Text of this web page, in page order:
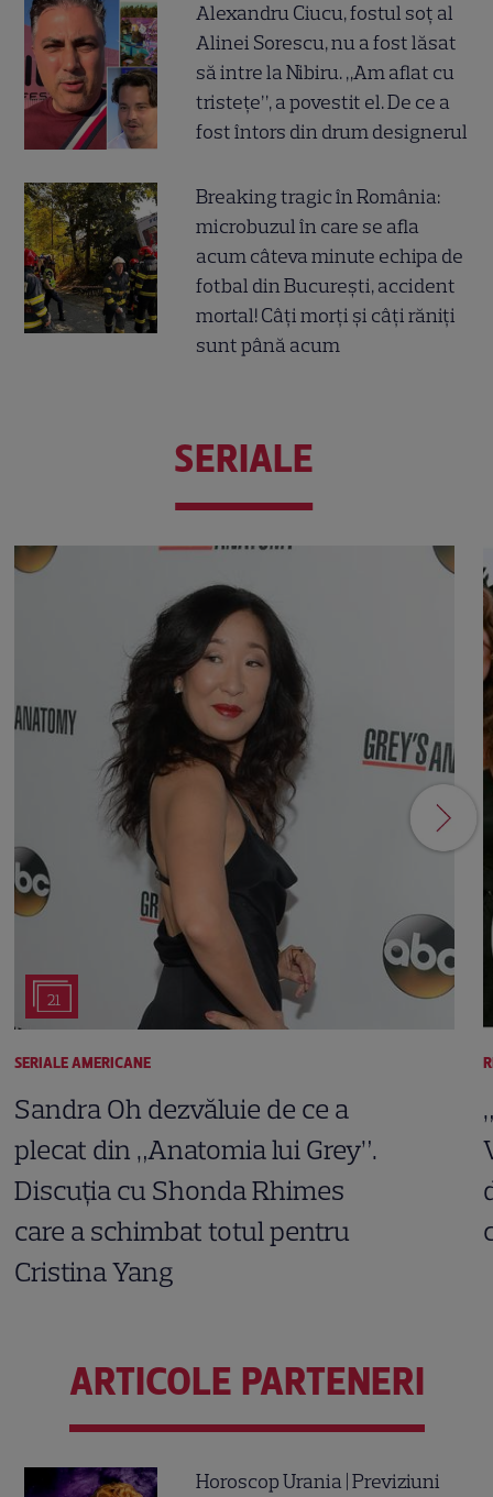
Alexandru Ciucu, fostul soț al
Alinei Sorescu, nu a fost lăsat
să intre la Nibiru. „Am aflat cu
tristețe”, a povestit el. De ce a
fost întors din drum designerul
Breaking tragic în România:
microbuzul în care se afla
acum câteva minute echipa de
fotbal din București, accident
mortal! Câți morți și câți răniți
sunt până acum
SERIALE
21
SERIALE AMERICANE
Sandra Oh dezvăluie de ce a
plecat din „Anatomia lui Grey”.
Discuția cu Shonda Rhimes
care a schimbat totul pentru
Cristina Yang
ARTICOLE PARTENERI
Horoscop Urania | Previziuni